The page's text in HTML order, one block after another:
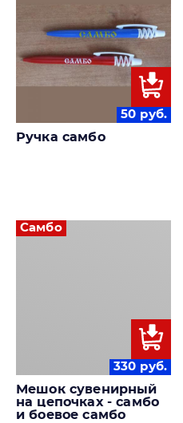
50 руб.
Ручка самбо
Самбо
330 руб.
Мешок сувенирный
на цепочках - самбо
и боевое самбо